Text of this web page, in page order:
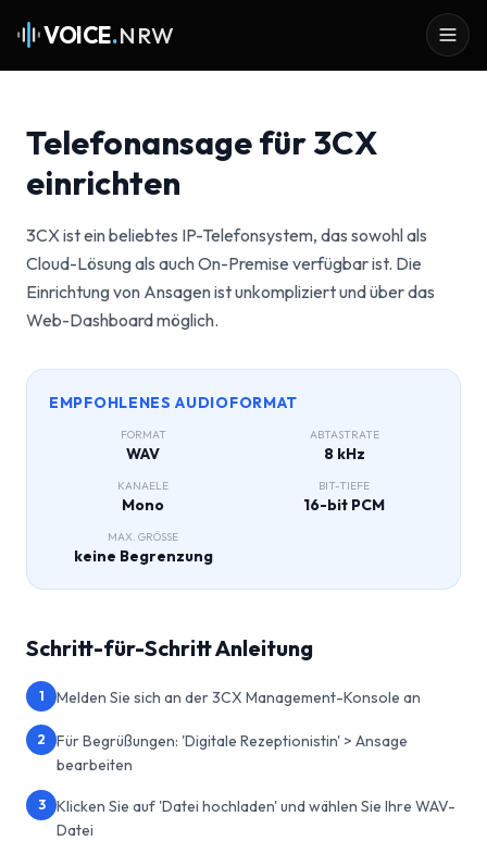
VOICE.NRW
Telefonansage für 3CX
einrichten
3CX ist ein beliebtes IP-Telefonsystem, das sowohl als
Cloud-Lösung als auch On-Premise verfügbar ist. Die
Einrichtung von Ansagen ist unkompliziert und über das
Web-Dashboard möglich.
EMPFOHLENES AUDIOFORMAT
FORMAT
WAV
ABTASTRATE
8 kHz
KANAELE
Mono
BIT-TIEFE
16-bit PCM
MAX. GRÖSSE
keine Begrenzung
Schritt-für-Schritt Anleitung
1 Melden Sie sich an der 3CX Management-Konsole an
2
Für Begrüßungen: 'Digitale Rezeptionistin' > Ansage
bearbeiten
3
Klicken Sie auf 'Datei hochladen' und wählen Sie Ihre WAV-
Datei